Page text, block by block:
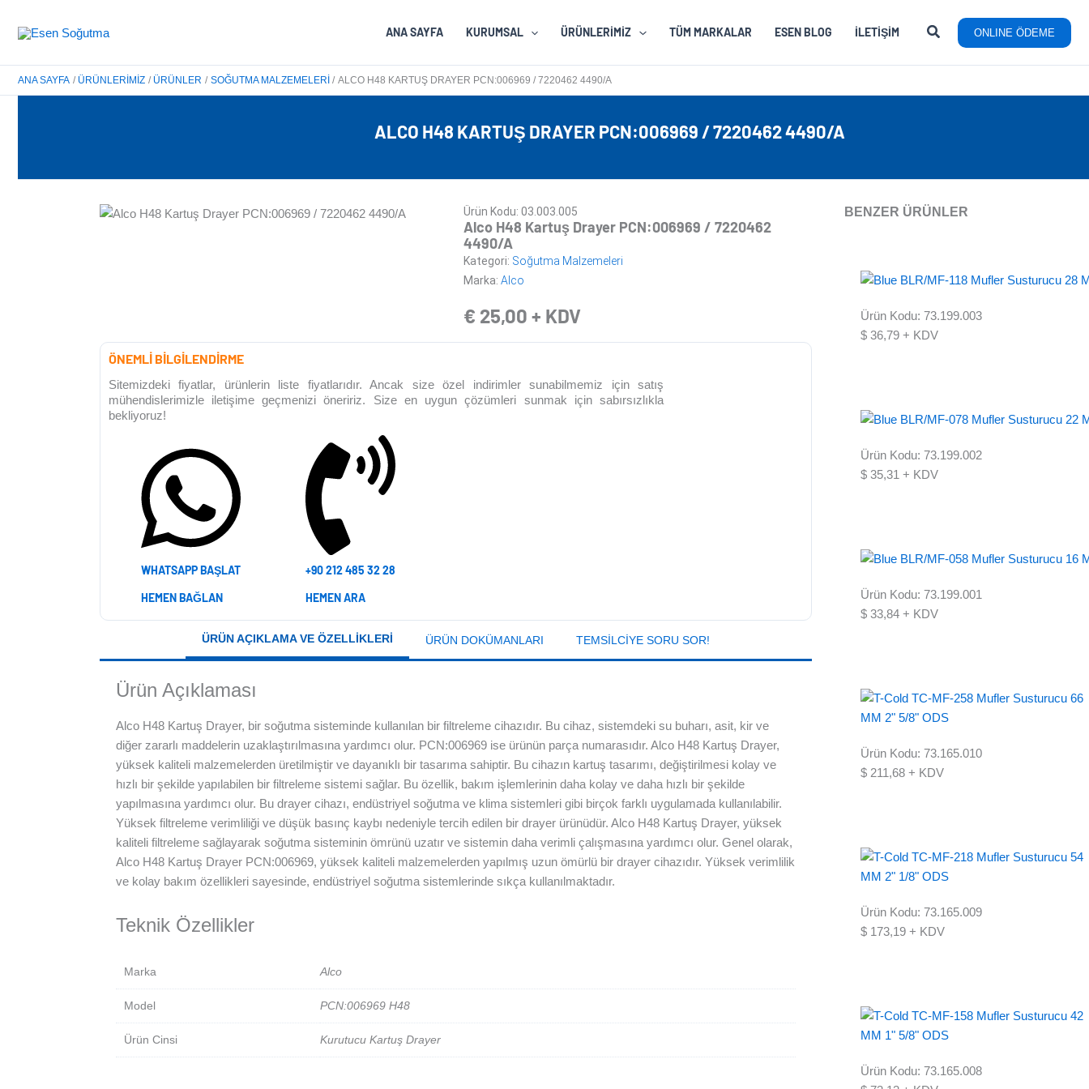
ANA SAYFA KURUMSAL ÜRÜNLERIMIZ TÜM MARKALAR ESEN BLOG İLETIŞIM ONLINE ÖDEME
ANA SAYFA ÜRÜNLERIMIZ ÜRÜNLER SOĞUTMA MALZEMELERI ALCO H48 KARTUŞ DRAYER PCN:006969 / 7220462 4490/A
ALCO H48 KARTUŞ DRAYER PCN:006969 / 7220462 4490/A
Ürün Kodu: 03.003.005
Alco H48 Kartuş Drayer PCN:006969 / 7220462
4490/A
Kategori: Soğutma Malzemeleri
Marka:Alco
€ 25,00 + KDV
ÖNEMLİ BİLGİLENDİRME
Sitemizdeki fiyatlar, ürünlerin liste fiyatlarıdır. Ancak size özel indirimler sunabilmemiz için satış
mühendislerimizle iletişime geçmenizi öneririz. Size en uygun çözümleri sunmak için sabırsızlıkla
bekliyoruz!
WHATSAPP BAŞLAT
HEMEN BAĞLAN
+90 212 485 32 28
HEMEN ARA
ÜRÜN AÇIKLAMA VE ÖZELLIKLERI ÜRÜN DOKÜMANLARI TEMSILCIYE SORU SOR!
Ürün Açıklaması
Alco H48 Kartuş Drayer, bir soğutma sisteminde kullanılan bir filtreleme cihazıdır. Bu cihaz, sistemdeki su buharı, asit, kir ve
diğer zararlı maddelerin uzaklaştırılmasına yardımcı olur. PCN:006969 ise ürünün parça numarasıdır. Alco H48 Kartuş Drayer,
yüksek kaliteli malzemelerden üretilmiştir ve dayanıklı bir tasarıma sahiptir. Bu cihazın kartuş tasarımı, değiştirilmesi kolay ve
hızlı bir şekilde yapılabilen bir filtreleme sistemi sağlar. Bu özellik, bakım işlemlerinin daha kolay ve daha hızlı bir şekilde
yapılmasına yardımcı olur. Bu drayer cihazı, endüstriyel soğutma ve klima sistemleri gibi birçok farklı uygulamada kullanılabilir.
Yüksek filtreleme verimliliği ve düşük basınç kaybı nedeniyle tercih edilen bir drayer ürünüdür. Alco H48 Kartuş Drayer, yüksek
kaliteli filtreleme sağlayarak soğutma sisteminin ömrünü uzatır ve sistemin daha verimli çalışmasına yardımcı olur. Genel olarak,
Alco H48 Kartuş Drayer PCN:006969, yüksek kaliteli malzemelerden yapılmış uzun ömürlü bir drayer cihazıdır. Yüksek verimlilik
ve kolay bakım özellikleri sayesinde, endüstriyel soğutma sistemlerinde sıkça kullanılmaktadır.
Teknik Özellikler
Marka Alco
Model PCN:006969 H48
Ürün Cinsi Kurutucu Kartuş Drayer
BENZER ÜRÜNLER
Ürün Kodu: 73.199.003
$36,79+ KDV
Ürün Kodu: 73.199.002
$35,31 + KDV
Ürün Kodu: 73.199.001
$33,84+ KDV
Ürün Kodu: 73.165.010
$211,68+ KDV
Ürün Kodu: 73.165.009
$173,19+ KDV
Ürün Kodu: 73.165.008